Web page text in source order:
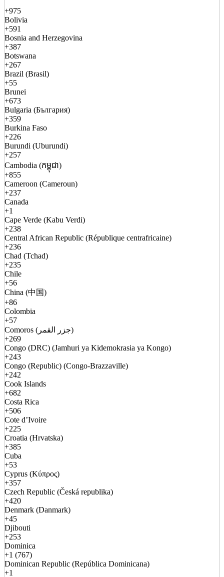
+975
Bolivia
+591
Bosnia and Herzegovina
+387
Botswana
+267
Brazil (Brasil)
+55
Brunei
+673
Bulgaria (България)
+359
Burkina Faso
+226
Burundi (Uburundi)
+257
Cambodia (កម្ពុជា)
+855
Cameroon (Cameroun)
+237
Canada
+1
Cape Verde (Kabu Verdi)
+238
Central African Republic (République centrafricaine)
+236
Chad (Tchad)
+235
Chile
+56
China (中国)
+86
Colombia
+57
Comoros (جزر القمر)
+269
Congo (DRC) (Jamhuri ya Kidemokrasia ya Kongo)
+243
Congo (Republic) (Congo-Brazzaville)
+242
Cook Islands
+682
Costa Rica
+506
Cote d’Ivoire
+225
Croatia (Hrvatska)
+385
Cuba
+53
Cyprus (Κύπρος)
+357
Czech Republic (Česká republika)
+420
Denmark (Danmark)
+45
Djibouti
+253
Dominica
+1 (767)
Dominican Republic (República Dominicana)
+1